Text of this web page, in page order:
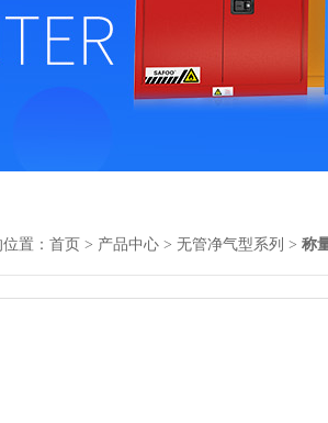
置： 首页 > 产品中心 > 无管净气型系列 > 称